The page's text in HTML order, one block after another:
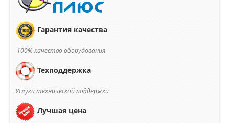
Гарантия качества
100% качество оборудования
Техподдержка
Услуги технической поддержки
Лучшая цена